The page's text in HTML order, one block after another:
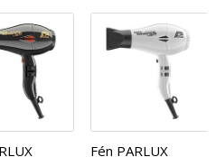
Fén PARLUX